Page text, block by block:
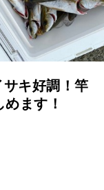
サキ好調！竿
ます！